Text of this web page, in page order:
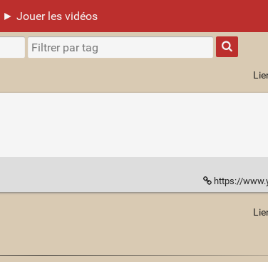
► Jouer les vidéos
Type 1 or
more
characters
results.
https://